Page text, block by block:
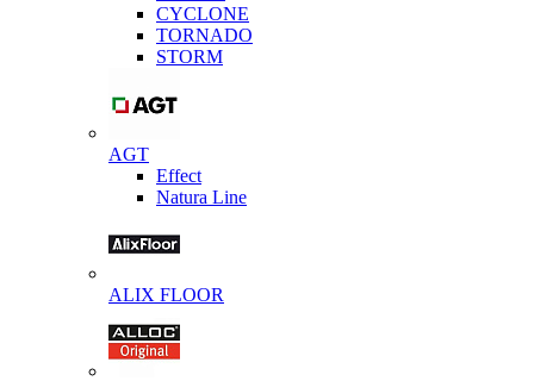
CYCLONE
TORNADO
STORM
AGT
Effect
Natura Line
ALIX FLOOR